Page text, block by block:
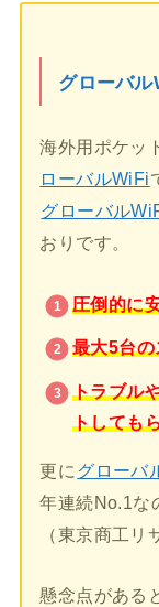
グローバ
海外用ポケッ
ローバルWiFi
グローバル
おりです。
圧倒的に
最大5台
トラブル
トしても
更に グローバ
年連続No.1な
（東京商工リ
懸念点がある